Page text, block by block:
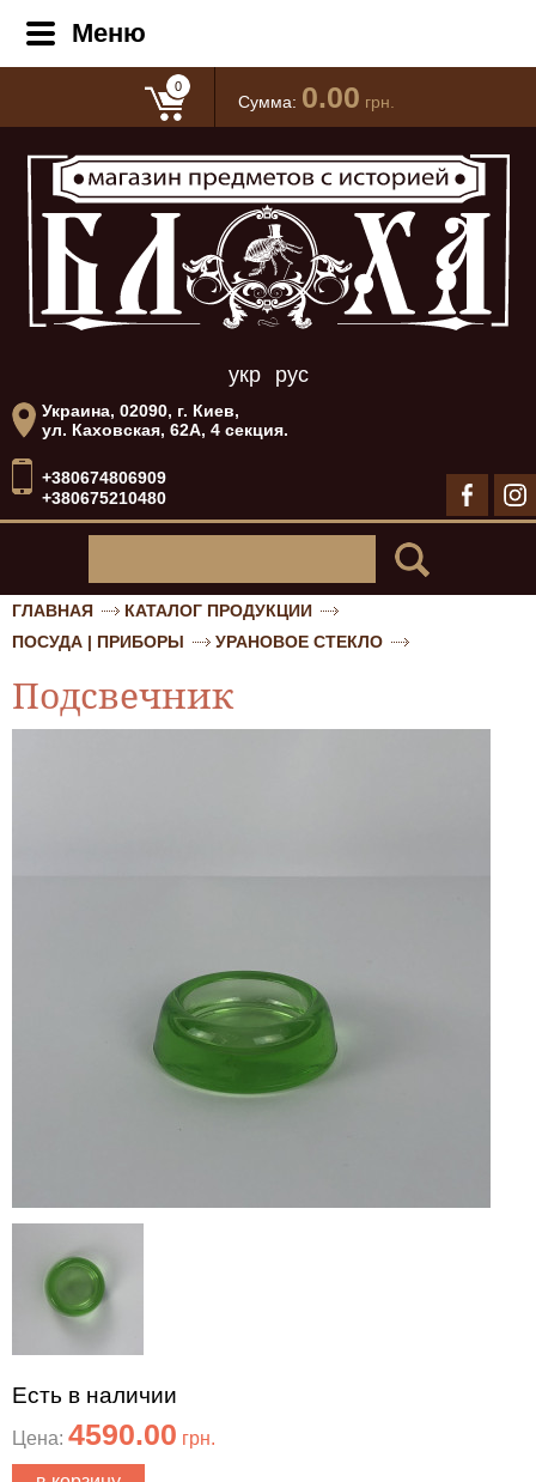
0
Сумма: 0.00 грн.
укр рус
Украина, 02090, г. Киев,
ул. Каховская, 62А, 4 секция.
+380674806909
+380675210480
Меню
ГЛАВНАЯ
КАТАЛОГ ПРОДУКЦИИ
ПОСУДА | ПРИБОРЫ
УРАНОВОЕ СТЕКЛО
Подсвечник
Есть в наличии
Цена: 4590.00 грн.